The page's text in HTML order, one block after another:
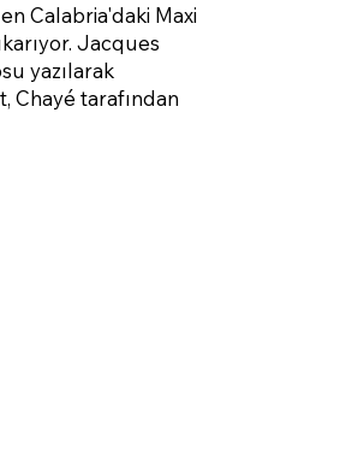
Calabria'daki Maxi
Jacques
yazılarak
Chayé tarafından